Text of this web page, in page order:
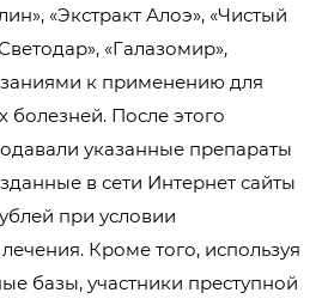
«Экстракт Алоэ», «Чистый
«Галазомир»,
к применению для
болезней. После этого
указанные препараты
в сети Интернет сайты
при условии
Кроме того, используя
базы, участники преступной